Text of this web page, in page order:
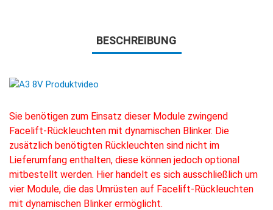
BESCHREIBUNG
Sie benötigen zum Einsatz dieser Module zwingend
Facelift-Rückleuchten mit dynamischen Blinker. Die
zusätzlich benötigten Rückleuchten sind nicht im
Lieferumfang enthalten, diese können jedoch optional
mitbestellt werden. Hier handelt es sich ausschließlich um
vier Module, die das Umrüsten auf Facelift-Rückleuchten
mit dynamischen Blinker ermöglicht.